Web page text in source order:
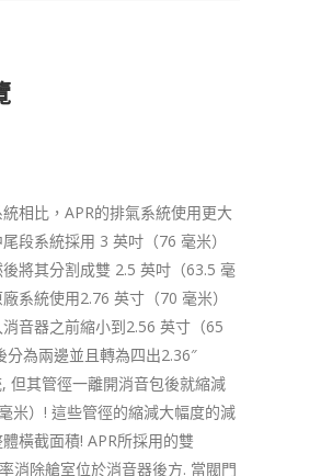
相比，APR的排氣系統使用更大
段系統採用 3 英吋（76 毫米）
將其分割成雙 2.5 英吋（63.5 毫
系統使用2.76 英寸（70 毫米）
音器之前縮小到2.56 英寸（65
分為兩邊並且轉為四出2.36″
但其管徑一離開消音包後就縮減
米）! 這些管徑的縮減大幅度的減
橫截面積! APR所採用的雙
消除艙室位於消音器後方. 當閥門